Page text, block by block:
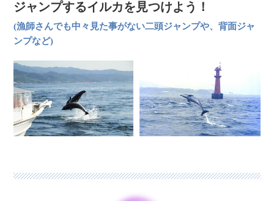
ジャンプするイルカを見つけよう！
(漁師さんでも中々見た事がない二頭ジャンプや、背面ジャ
ンプなど)